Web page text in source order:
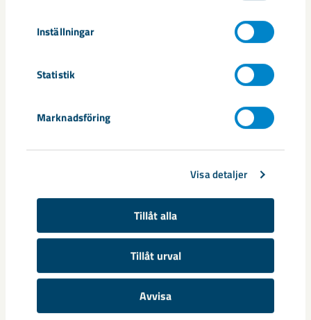
Inställningar
Statistik
Marknadsföring
Visa detaljer
Tillåt alla
Tillåt urval
Avvisa
Sibirien-området i gamla Kiruna
centrum avvecklas under 2026
Under sommaren 2026 fortsätter avveckling av fastigheter i
gamla Kiruna centrum på grund av den pågående gruvdriften